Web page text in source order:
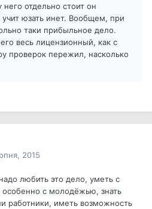
отдельно стоит он
юзать инет. Вообщем, при
таки прибыльное дело.
весь лицензионный, как с
проверок пережил, насколько
2015
любить это дело, уметь с
с молодёжью, знать
работники, иметь возможность